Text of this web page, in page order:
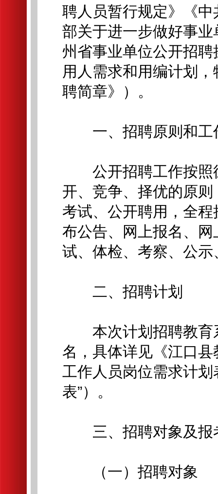
聘人员暂行规定》《
部关于进一步做好事
州省事业单位公开招
用人需求和用编计划
聘简章》）。
一、招聘原则和工
公开招聘工作按照
开、竞争、择优的原
考试、公开聘用，全
布公告、网上报名、
试、体检、考察、公
二、招聘计划
本次计划招聘教育
名，具体详见《江口
工作人员岗位需求计
表”）。
三、招聘对象及报
（一）招聘对象